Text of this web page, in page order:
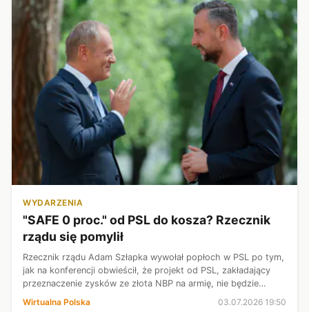
WYDARZENIA
"SAFE 0 proc." od PSL do kosza? Rzecznik
rządu się pomylił
Rzecznik rządu Adam Szłapka wywołał popłoch w PSL po tym,
jak na konferencji obwieścił, że projekt od PSL, zakładający
przeznaczenie zysków ze złota NBP na armię, nie będzie
Wirtualna Polska 03.07.2026 19:50